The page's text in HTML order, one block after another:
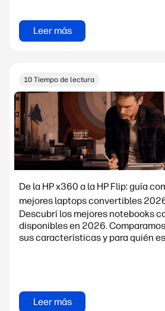
Leer más
10 Tiempo de lectura
De la HP x360 a la HP Flip: guía
mejores laptops convertibles
Descubrí los mejores notebooks
disponibles en 2026.
sus características y para quién
Leer más